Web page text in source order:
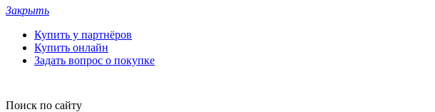
Закрыть
Купить у партнёров
Купить онлайн
Задать вопрос о покупке
Поиск по сайту